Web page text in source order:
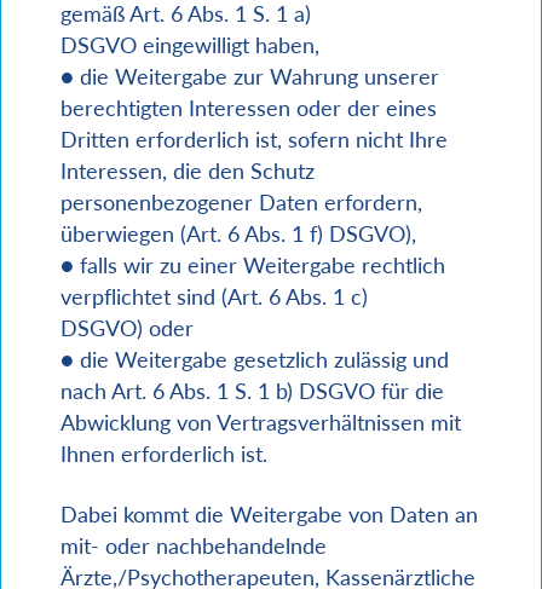
gemäß Art. 6 Abs. 1 S. 1 a)
DSGVO eingewilligt haben,
● die Weitergabe zur Wahrung unserer
berechtigten Interessen oder der eines
Dritten erforderlich ist, sofern nicht Ihre
Interessen, die den Schutz
personenbezogener Daten erfordern,
überwiegen (Art. 6 Abs. 1 f) DSGVO),
● falls wir zu einer Weitergabe rechtlich
verpflichtet sind (Art. 6 Abs. 1 c)
DSGVO) oder
● die Weitergabe gesetzlich zulässig und
nach Art. 6 Abs. 1 S. 1 b) DSGVO für die
Abwicklung von Vertragsverhältnissen mit
Ihnen erforderlich ist.
Dabei kommt die Weitergabe von Daten an
mit- oder nachbehandelnde
Ärzte,/Psychotherapeuten, Kassenärztliche